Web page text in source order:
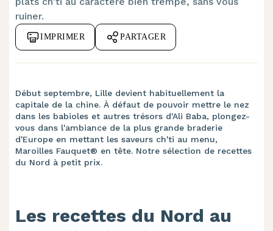
ruiner.
IMPRIMER PARTAGER
Début septembre, Lille devient habituellement la
capitale de la chine. À défaut de pouvoir mettre le nez
dans les babioles et autres trésors d'Ali Baba, plongez-
vous dans l'ambiance de la plus grande braderie
d'Europe en mettant les saveurs ch'ti au menu,
Maroilles Fauquet® en tête. Notre sélection de recettes
du Nord à petit prix.
Les recettes du Nord au